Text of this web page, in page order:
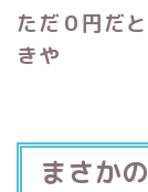
ただ０円だと
きや
まさかの